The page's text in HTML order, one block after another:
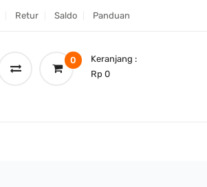
Retur Saldo Panduan
0
Keranjang :
Rp 0